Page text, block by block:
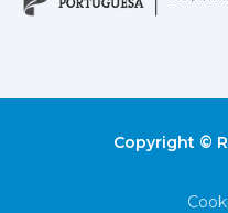
Copyright ©